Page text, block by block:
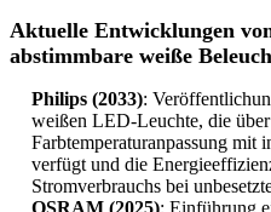
Aktuelle Entwicklungen
abstimmbare weiße
Philips (2033):
weißen LED-Leuchte, die
Farbtemperaturanpassung mit
verfügt und die
Stromverbrauchs bei